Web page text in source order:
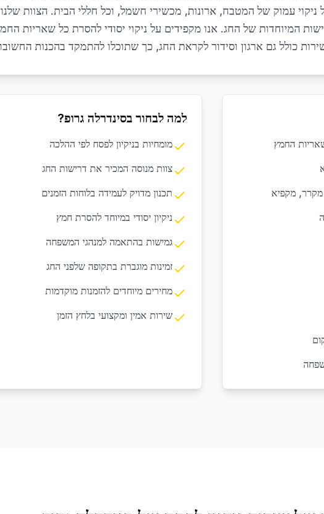
עמוק של המטבח, ארונות, מכשירי חשמל, וכל חללי הבית. הצוות
המיוחדות של החג. אנו מקפידים על ניקוי יסודי להסרת כל שאריות
כולל גם ארגון וסידור לקראת החג, כך שתוכלו להתמקד בהכנות
החמץ
מקרר, מקפיא
למה לבחור בסינדרלה גרופ?
מומחיות בניקיון לפסח לפי ההלכה
צוות מנוסה המכיר את דרישות החג
תכנון מדויק לעמידה בלוחות הזמנים
ניקיון יסודי במיוחד להסרת חמץ
גמישות בהתאמה למנהגי המשפחה
זמינות מוגברת בתקופה שלפני החג
מחירים מיוחדים להזמנות מוקדמות
שירות אמין ומקצועי בלחץ הזמן